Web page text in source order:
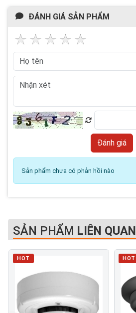
ĐÁNH GIÁ SẢN PHẨM
Sản phẩm chưa có phản hồi nào
SẢN PHẨM LIÊN QUAN
HOT HOT